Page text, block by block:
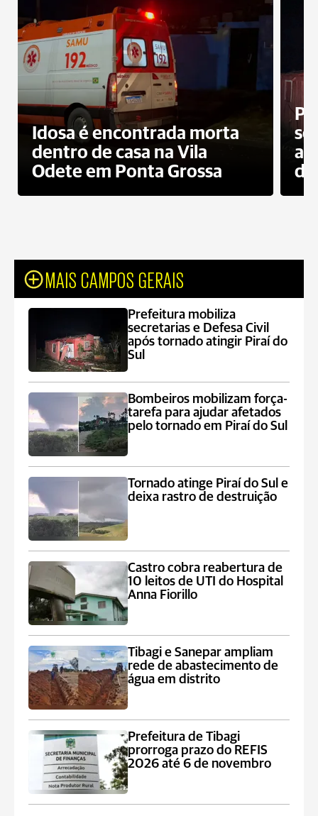
Idosa é encontrada morta
dentro de casa na Vila
Odete em Ponta Grossa
do
MAIS CAMPOS GERAIS
Prefeitura mobiliza
secretarias e Defesa Civil
após tornado atingir Piraí do
Sul
Bombeiros mobilizam força-
tarefa para ajudar afetados
pelo tornado em Piraí do Sul
Tornado atinge Piraí do Sul e
deixa rastro de destruição
Castro cobra reabertura de
10 leitos de UTI do Hospital
Anna Fiorillo
Tibagi e Sanepar ampliam
rede de abastecimento de
água em distrito
Prefeitura de Tibagi
prorroga prazo do REFIS
2026 até 6 de novembro